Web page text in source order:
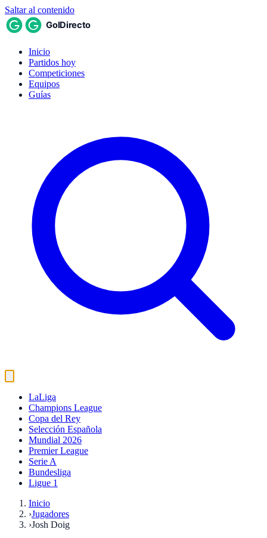
Saltar al contenido
Inicio
Partidos hoy
Competiciones
Equipos
Guías
LaLiga
Champions League
Copa del Rey
Selección Española
Mundial 2026
Premier League
Serie A
Bundesliga
Ligue 1
Inicio
›Jugadores
›Josh Doig